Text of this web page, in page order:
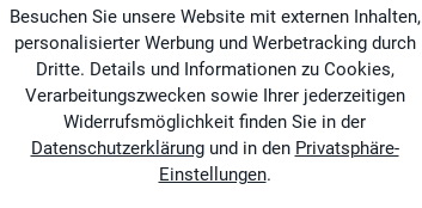
Besuchen Sie unsere Website mit externen Inhalten,
personalisierter Werbung und Werbetracking durch
Dritte. Details und Informationen zu Cookies,
Verarbeitungszwecken sowie Ihrer jederzeitigen
Widerrufsmöglichkeit finden Sie in der
Datenschutzerklärungund in den Privatsphäre-
Einstellungen.